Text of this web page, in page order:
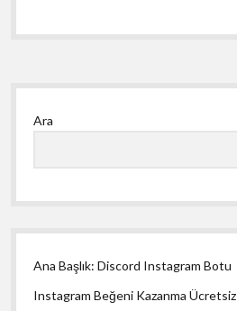
Yan
Menü
Ara
Ana Başlık: Discord Instagram Botu
Instagram Beğeni Kazanma Ücretsiz